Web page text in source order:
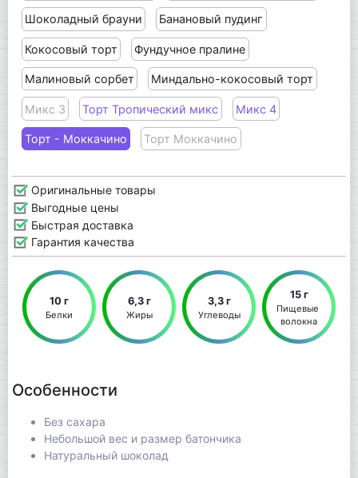
Шоколадный брауни Банановый пудинг
Кокосовый торт Фундучное пралине
Малиновый сорбет Миндально-кокосовый торт
Микс 3 Торт Тропический микс Микс 4
Торт - Моккачино Торт Моккачино
Оригинальные товары
Выгодные цены
Быстрая доставка
Гарантия качества
10 г
Белки
6,3 г
Жиры
3,3 г
Углеводы
15 г
Пищевые
волокна
Особенности
Без сахара
Небольшой вес и размер батончика
Натуральный шоколад